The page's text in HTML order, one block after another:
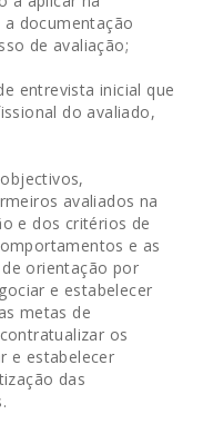
documentação
de avaliação;
entrevista inicial que
do avaliado,
avaliados na
e dos critérios de
e as
orientação por
e estabelecer
metas de
os
e estabelecer
das